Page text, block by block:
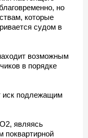
но
которые
судом в
возможным
в порядке
иск подлежащим
являясь
поквартирной